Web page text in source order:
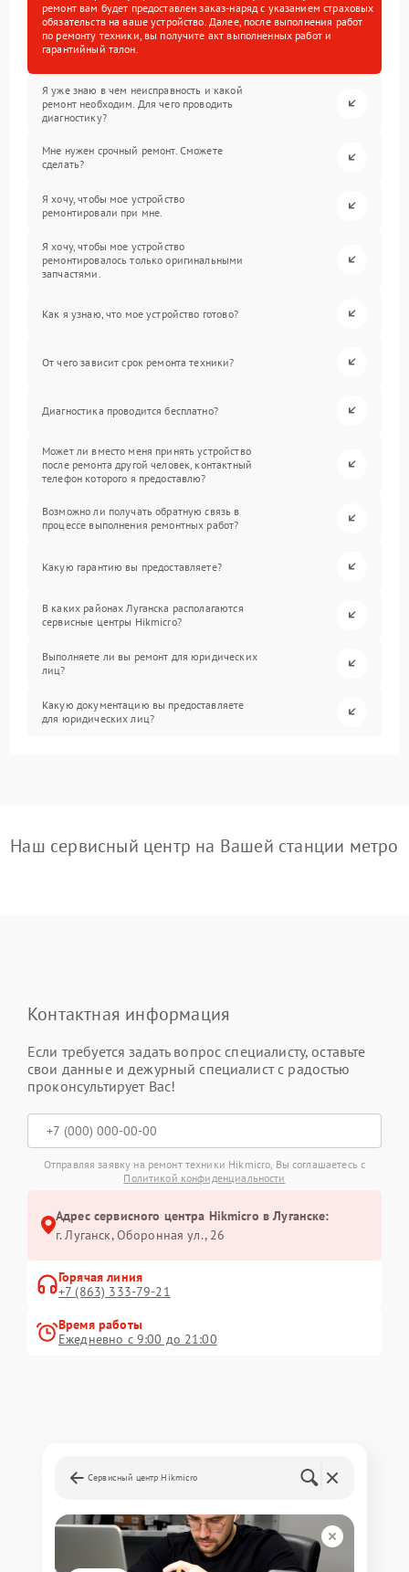
ремонт вам будет предоставлен заказ-наряд с указанием страховых
обязательств на ваше устройство. Далее, после выполнения работ
по ремонту техники, вы получите акт выполненных работ и
гарантийный талон.
Я уже знаю в чем неисправность и какой
ремонт необходим. Для чего проводить
диагностику?
Мне нужен срочный ремонт. Сможете
сделать?
Я хочу, чтобы мое устройство
ремонтировали при мне.
Я хочу, чтобы мое устройство
ремонтировалось только оригинальными
запчастями.
Как я узнаю, что мое устройство готово?
От чего зависит срок ремонта техники?
Диагностика проводится бесплатно?
Может ли вместо меня принять устройство
после ремонта другой человек, контактный
телефон которого я предоставлю?
Возможно ли получать обратную связь в
процессе выполнения ремонтных работ?
Какую гарантию вы предоставляете?
В каких районах Луганска располагаются
сервисные центры Hikmicro?
Выполняете ли вы ремонт для юридических
лиц?
Какую документацию вы предоставляете
для юридических лиц?
Наш сервисный центр на Вашей станции метро
Контактная информация
Если требуется задать вопрос специалисту, оставьте
свои данные и дежурный специалист с радостью
проконсультирует Вас!
Отправляя заявку на ремонт техники Hikmicro, Вы соглашаетесь с
Политикой конфиденциальности
Адрес сервисного центра Hikmicro в Луганске:
г. Луганск, Оборонная ул., 26
Горячая линия
+7 (863) 333-79-21
Время работы
Ежедневно с 9:00 до 21:00
Сервисный центр Hikmicro